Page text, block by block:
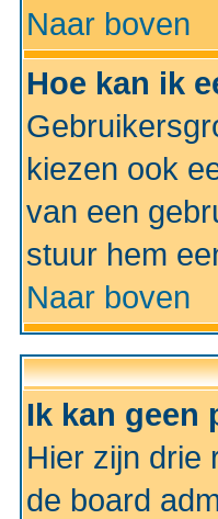
Naar boven
Hoe kan ik
kiezen ook
van een
stuur hem
Naar boven
Ik kan geen
Hier zijn drie
de board